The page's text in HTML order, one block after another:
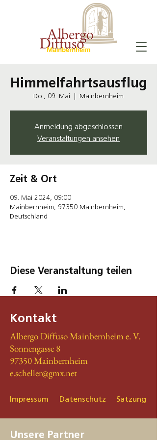
Himmelfahrtsausflug
Do., 09. Mai
  |
Mainbernheim
Anmeldung abgeschlossen
Veranstaltungen ansehen
Zeit & Ort
09. Mai 2024, 09:00
Mainbernheim, 97350 Mainbernheim,
Deutschland
Diese Veranstaltung teilen
Kontakt
Albergo Diffuso Mainbernheim e. V.
Sonnengasse 8
97350 Mainbernheim
e.scheller@gmx.net
Impressum Datenschutz Satzung
Unsere Partner